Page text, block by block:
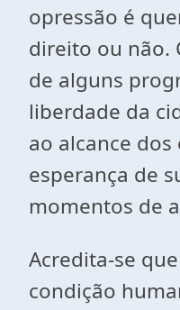
opressão é
direito ou não.
de alguns
liberdade da
ao alcance dos
esperança de
momentos de
Acredita-se
condição